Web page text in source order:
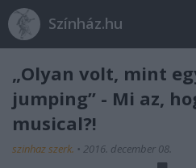
Színház.hu
„Olyan volt, mint
jumping” - Mi az,
musical?!
szinhaz szerk. • 2016. december 08.